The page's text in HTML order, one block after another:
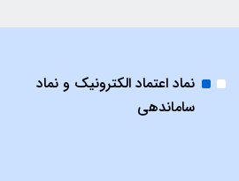
نماد اعتماد الکترونیک و نماد
ساماندهی